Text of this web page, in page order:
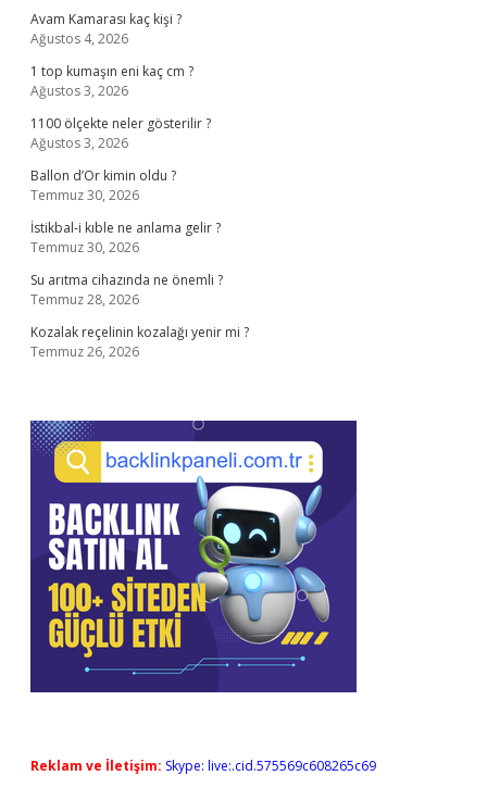
Avam Kamarası kaç kişi ?
Ağustos 4, 2026
1 top kumaşın eni kaç cm ?
Ağustos 3, 2026
1100 ölçekte neler gösterilir ?
Ağustos 3, 2026
Ballon d’Or kimin oldu ?
Temmuz 30, 2026
İstikbal-i kıble ne anlama gelir ?
Temmuz 30, 2026
Su arıtma cihazında ne önemli ?
Temmuz 28, 2026
Kozalak reçelinin kozalağı yenir mi ?
Temmuz 26, 2026
Reklam ve İletişim: Skype: live:.cid.575569c608265c69